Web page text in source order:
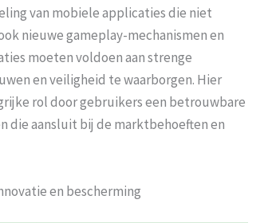
van mobiele applicaties die niet
nieuwe gameplay-mechanismen en
moeten voldoen aan strenge
en veiligheid te waarborgen. Hier
rol door gebruikers een betrouwbare
die aansluit bij de marktbehoeften en
en bescherming